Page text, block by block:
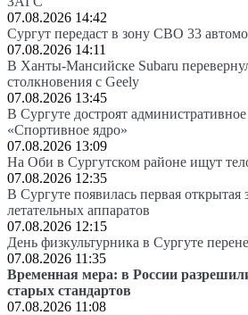
07.08.2026 14:42
Сургут передаст в зону СВО 33
07.08.2026 14:11
В Ханты-Мансийске Subaru
столкновения с Geely
07.08.2026 13:45
В Сургуте достроят
«Спортивное ядро»
07.08.2026 13:09
На Оби в Сургутском районе ищут
07.08.2026 12:35
В Сургуте появилась первая открытая
летательных аппаратов
07.08.2026 12:15
День физкультурника в Сургуте
07.08.2026 11:35
Временная мера: в России
старых стандартов
07.08.2026 11:08